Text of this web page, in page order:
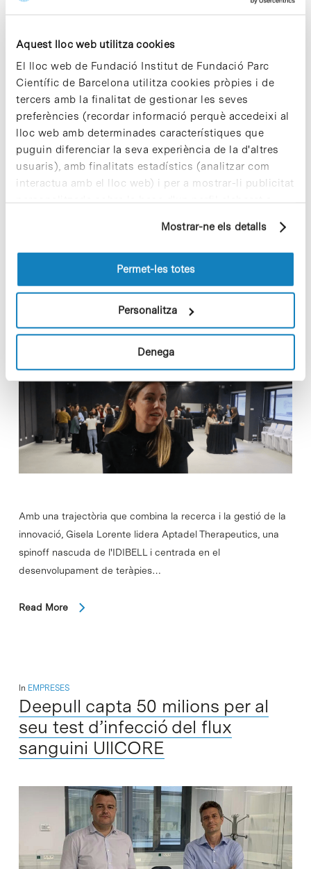
Aquest lloc web utilitza cookies
El lloc web de Fundació Institut de Fundació Parc
Científic de Barcelona utilitza cookies pròpies i de
tercers amb la finalitat de gestionar les seves
preferències (recordar informació perquè accedeixi al
lloc web amb determinades característiques que
puguin diferenciar la seva experiència de la d'altres
usuaris), amb finalitats estadístics (analitzar com
interactua amb el lloc web) i per a mostrar-li publicitat
personalitzada sobre la base d'un perfil elaborat a
pàgines visitades). Per a obtenir més informació sobre
les cookies pot consultar laPolítica de cookiesdel
Mostrar-ne els detalls
Permet-les totes
Personalitza
Denega
Noves investigacions destaquen com les llançadores
basades en pèptids, el nucli de la plataforma tecnològica de
Gate2Brain, empresa ubicada al Parc Científic de Barcelona,
estan preparats per a revolucionar l'administració…
Read More
Gisela Lorente, CEO d’Aptadel
Therapeutics: «En els últims 30
anys no hi ha hagut cap
innovació significativa per al
tractament del sarcoma d’Ewing»
Amb una trajectòria que combina la recerca i la gestió de la
innovació, Gisela Lorente lidera Aptadel Therapeutics, una
spinoff nascuda de l'IDIBELL i centrada en el
desenvolupament de teràpies…
Read More
In EMPRESES
Deepull capta 50 milions per al
seu test d’infecció del flux
sanguini UllCORE